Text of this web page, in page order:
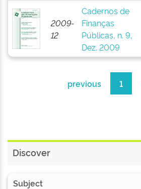
2009-
12
Cadernos de
Finanças
Públicas, n. 9,
Dez. 2009
previous 1
Discover
Subject